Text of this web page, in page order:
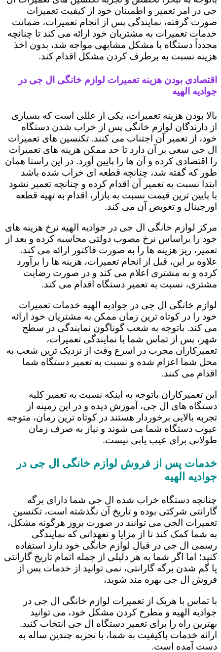
جی در امر تعمیر و اطمینان خود از کیفیت تعمیرات
صورت گرفته، نمایندگی پس از انجام تعمیرات، ضمانت
خدمات تعمیرات به مشتریان خود ارائه می کند تا چنانچه
مجدداً دستگاه با مشکل مشابهی مواجه شد، بدون اخذ
هزینه نسبت به برطرف کردن مشکل اقدام کند.
اقتصادی بودن هزینه تعمیرات لوازم خانگی ال جی در
جوادیه الهیه
بالا بودن هزینه تعمیرات، یکی از عللی است که بسیاری
از دارندگان لوازم خانگی پس از خراب شدن دستگاه
خود، از تعمیر آن اجتناب می کنند. تکنسین های تعمیرات
ال جی سعی بر آن دارد تا حد ممکن هزینه های تعمیرات
را اقتصادی کرده و آن ها را پایین آورد. در این راستا همان
طور که گفته شد، چنانچه قطعه ای خراب شده باشد
ابتدا نسبت به تعمیر آن اقدام کرده و چنانچه تعمیر نشود
با پایین ترین قیمت نسبت به بازار، اقدام به تهیه قطعه
اورجینال و تعویض آن می کند.
مرکز لوازم خانگی ال جی در جوادیه الهیه نرخ هزینه های
خود را براساس نرخ مصوب دولتی محاسبه کرده و بعد از
تعمیر، ریز هزینه ها را به صورت فاکتور ارائه می کند.
علاوه بر این، قبل از انجام تعمیرات، هزینه ها را برآورد
کرده و به مشتری اعلام می کند و در صورت رضایت
مشتری، نسبت به تعمیر دستگاه اقدام می کند.
لوازم خانگی ال جی در جوادیه الهیه خدمات تعمیرات
خود را در کوتاه ترین زمان ممکن به مشتریان خود ارائه
می کند. باتوجه به شعب گوناگون نمایندگی در سطح
شهر، پس از تماس شما با نمایندگی تعمیرات،
تعمیرکاران مجرب در اسرع وقت از نزدیک ترین شعب به
محل شما اعزام شده و نسبت به تعمیر دستگاه شما
اقدام می کنند.
این تعمیرکاران باتوجه به اینکه نسبت به تعمیر کلیه
دستگاه های ال جی، آموزش دیده و در این زمینه از
تجربه بالایی برخوردار هستند در کوتاه ترین زمان، متوجه
عیوب دستگاه شما می شوند و نیاز به صرف زمان
طولانی برای عیب یابی نیست.
خدمات پس از فروش لوازم خانگی ال جی در
جوادیه الهیه
چنانچه دستگاه خراب شده ال جی شما دارای برگه
گارانتی شرکتی بوده و تاریخ آن نگذشته است، تکنسین
تعمیرات الجی می توانند در صورت بروز هرگونه مشکل،
به شما کمک کند تا از مزایا و تعهداتی که نمایندگی
رسمی ال جی در قبال لوازم خانگی خود دارد استفاده
کنید؛ اما اگر شما به هر دلیلی از جمله اتمام تاریخ گارانتی
یا گم شدن برگه گارانتی، نمی توانید از خدمات پس از
فروش ال جی بهره مند شوید،
با تماس با هریک از تعمیرات لوازم خانگی ال جی در
جوادیه الهیه و مطرح کردن مشکل خود، می توانید
بهترین راه را برای تعمیر دستگاه ال جی انتخاب کنید.
ارائه خدمات باکیفیت به شما، با تجربه چندین ساله به
دست آمده است.